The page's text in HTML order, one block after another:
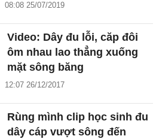
08:08 25/07/2019
Video: Dây đu lỗi, căp đôi
ôm nhau lao thẳng xuống
mặt sông băng
12:07 26/12/2017
Rùng mình clip học sinh đu
dây cáp vượt sông đến